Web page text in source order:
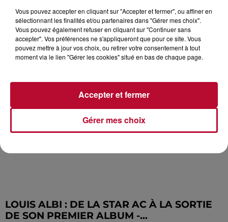
LOUIS ALBI : DE LA STAR AC À LA SORTIE
DE SON PREMIER ALBUM -...
LOUIS ALBI : DE LA STAR AC À LA SORTIE
DE SON PREMIER ALBUM -...
Vous pouvez accepter en cliquant sur "Accepter et fermer", ou affiner en
sélectionnant les finalités et/ou partenaires dans "Gérer mes choix".
Vous pouvez également refuser en cliquant sur "Continuer sans
accepter". Vos préférences ne s'appliqueront que pour ce site. Vous
pouvez mettre à jour vos choix, ou retirer votre consentement à tout
moment via le lien "Gérer les cookies" situé en bas de chaque page.
Gérer mes choix
Accepter et fermer